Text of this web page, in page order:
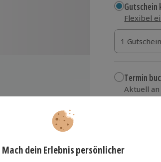
Gutschein
Flexibel
1 Gutschein
1 Gutschein
1 Gutschein
Termin
Aktuell